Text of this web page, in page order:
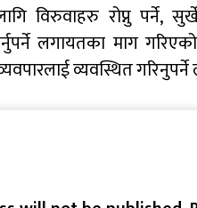
विरुवाहरु रोप्नु पर्ने,
लगायतका माग
व्यवस्थित